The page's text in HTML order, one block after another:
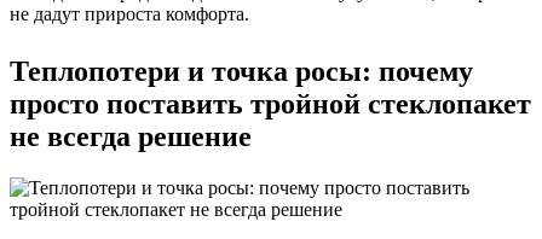
не дадут прироста комфорта.
Теплопотери и точка росы: почему
просто поставить тройной стеклопакет
не всегда решение